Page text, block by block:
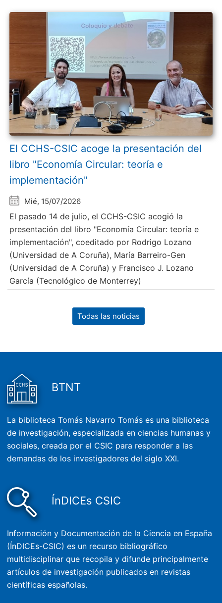
El CCHS-CSIC acoge la presentación del
libro "Economía Circular: teoría e
implementación"
Mié, 15/07/2026
El pasado 14 de julio, el CCHS-CSIC acogió la
presentación del libro "Economía Circular: teoría e
implementación", coeditado por Rodrigo Lozano
(Universidad de A Coruña), María Barreiro-Gen
(Universidad de A Coruña) y Francisco J. Lozano
García (Tecnológico de Monterrey)
Todas las noticias
BTNT
La biblioteca Tomás Navarro Tomás es una biblioteca
de investigación, especializada en ciencias humanas y
sociales, creada por el CSIC para responder a las
demandas de los investigadores del siglo XXI.
ÍnDICEs CSIC
Información y Documentación de la Ciencia en España
(ÍnDICEs-CSIC) es un recurso bibliográfico
multidisciplinar que recopila y difunde principalmente
artículos de investigación publicados en revistas
científicas españolas.